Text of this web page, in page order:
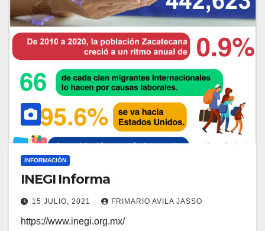
INFORMACIÓN
INEGI Informa
15 JULIO, 2021 FRIMARIO AVILA JASSO
https://www.inegi.org.mx/